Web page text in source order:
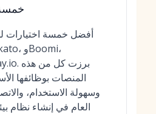
خمسة
المنصات بوظائفها
وسهولة الاستخدام،
العام في إنشاء نظام